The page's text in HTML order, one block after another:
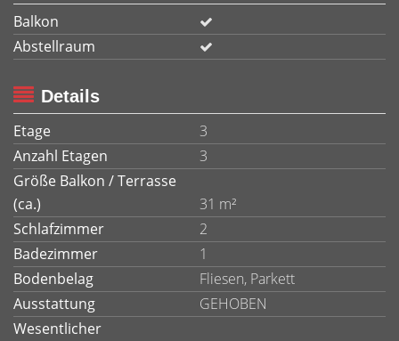
Balkon
Abstellraum
Details
Etage
3
Anzahl Etagen
3
Größe Balkon / Terrasse
(ca.)
31 m²
Schlafzimmer
2
Badezimmer
1
Bodenbelag
Fliesen, Parkett
Ausstattung
GEHOBEN
Wesentlicher